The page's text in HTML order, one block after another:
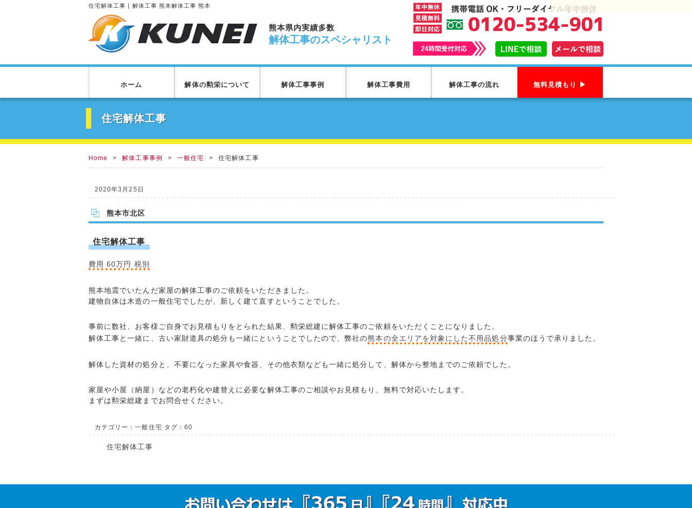
住宅解体工事 | 解体工事 熊本解体工事 熊本
熊本県内実績多数
解体工事のスペシャリスト
ホーム 解体の勲栄について 解体工事事例 解体工事費用 解体工事の流れ 無料見積もり ▶
Home 解体工事事例 一般住宅 住宅解体工事
住宅解体工事
2020年3月25日
熊本市北区
住宅解体工事
費用 60万円 税別
熊本地震でいたんだ家屋の解体工事のご依頼をいただきました。
建物自体は木造の一般住宅でしたが、新しく建て直すということでした。
事前に数社、お客様ご自身でお見積もりをとられた結果、勲栄総建に解体工事のご依頼をいただくことになりました。
解体工事と一緒に、古い家財道具の処分も一緒にということでしたので、弊社の熊本の全エリアを対象にした不用品処分事業のほうで承りました。
解体した資材の処分と、不要になった家具や食器、その他衣類なども一緒に処分して、解体から整地までのご依頼でした。
家屋や小屋（納屋）などの老朽化や建替えに必要な解体工事のご相談やお見積もり、無料で対応いたします。
まずは勲栄総建までお問合せください。
カテゴリー：一般住宅 タグ： 60
住宅解体工事